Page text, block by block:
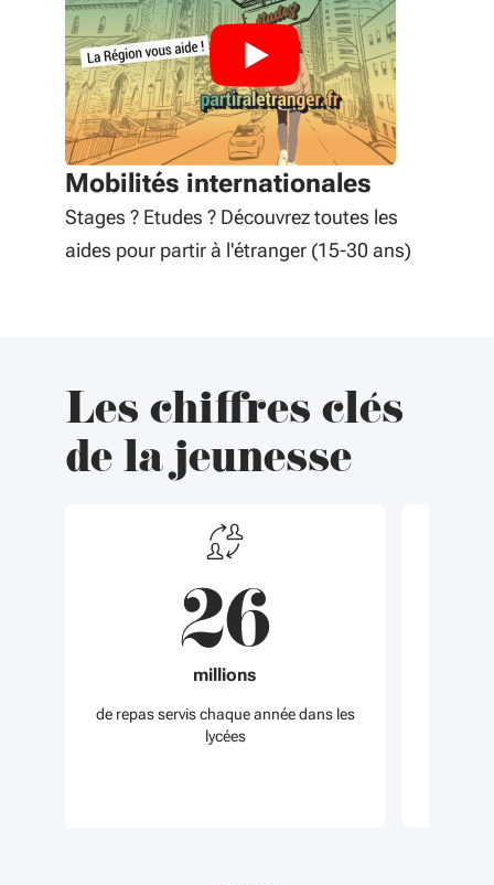
Mobilités internationales
Stages ? Etudes ? Découvrez toutes les
aides pour partir à l'étranger (15-30 ans)
Les chiffres clés
de la jeunesse
26
millions
de repas servis chaque année dans les
lycées